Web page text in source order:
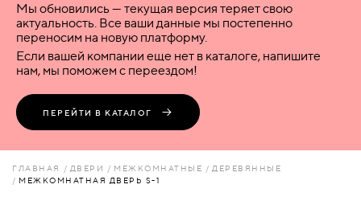
ВОРОТА
ПЕРЕГОРОДКИ
Мы обновились — текущая версия теряет свою
актуальность. Все ваши данные мы постепенно
переносим на новую платформу.
Если вашей компании еще нет в каталоге, напишите
нам, мы поможем с переездом!
ПЕРЕЙТИ В КАТАЛОГ
ГЛАВНАЯ ДВЕРИ МЕЖКОМНАТНЫЕ
ДЕРЕВЯННЫЕ
МЕЖКОМНАТНАЯ ДВЕРЬ S-1